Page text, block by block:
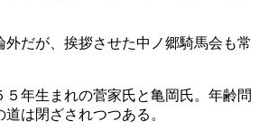
だが、挨拶させた中ノ郷騎馬会も常
年生まれの菅家氏と亀岡氏。年齢問
は閉ざされつつある。